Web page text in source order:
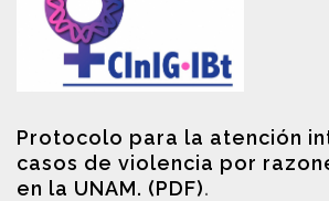
Protocolo para la atención
casos de violencia por
en la UNAM. (PDF).